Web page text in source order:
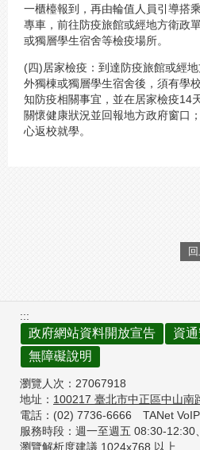
一櫃檯報到，再由輪值人員引導搭
專車，前往防疫旅館或經地方衛政
或獨層學生宿舍等檢疫場所。
(四)居家檢疫：到達防疫旅館或經
外獨棟或獨層學生宿舍後，須有學
知防疫相關事宜，並在居家檢疫14
關懷健康狀況並回報地方政府窗口
心返校就學。
:::
政府網站資料開放宣告
資
無障礙說明
瀏覽人次： 27067918
地址： 100217 臺北市中正區中山南
電話：(02) 7736-6666 TANet
服務時段：週一至週五 08:30-12:30、
瀏覽解析度建議 1024x768 以上